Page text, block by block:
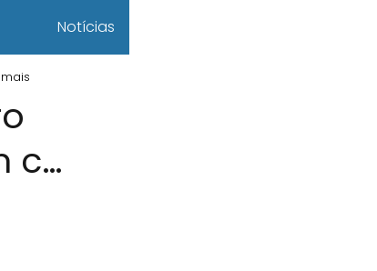
Notícias
c…